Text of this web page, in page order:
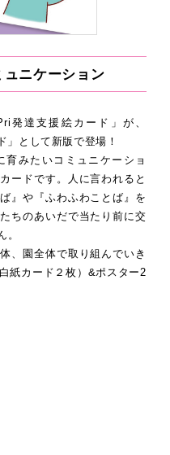
ニケーション
発達支援絵カード」が、
」として新版で登場！
みたいコミュニケーショ
ードです。人に言われると
』や『ふわふわことば』を
ちのあいだで当たり前に交
。
、園全体で取り組んでいき
紙カード２枚）&ポスター2